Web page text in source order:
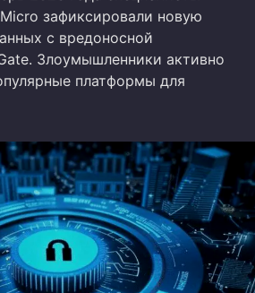
зафиксировали новую
с вредоносной
Злоумышленники активно
платформы для